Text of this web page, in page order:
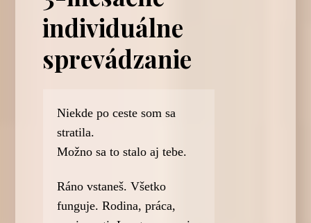
individuálne
sprevádzanie
Niekde po ceste som sa
stratila.
Možno sa to stalo aj tebe.
Ráno vstaneš. Všetko
funguje. Rodina, práca,